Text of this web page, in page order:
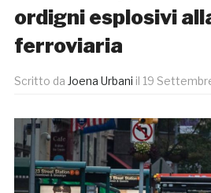
ordigni esplosivi
ferroviaria
Scritto da Joena Urbani il 19